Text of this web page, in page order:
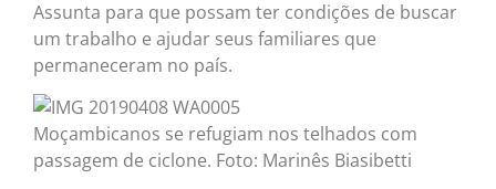
Assunta para que possam ter condições de buscar
um trabalho e ajudar seus familiares que
permaneceram no país.
Moçambicanos se refugiam nos telhados com
passagem de ciclone. Foto: Marinês Biasibetti